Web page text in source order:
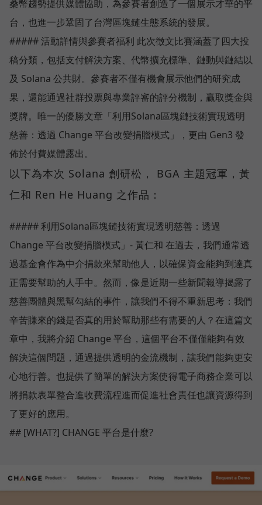
桑幣趨勢提供媒體協助，為參賽者創造了一個展示才華的平
台，也進一步鞏固了台灣區塊鏈生態系統的發展。
##### 活動詳情與參賽者福利 此次徵文比賽涵蓋了四大投
稿分類，包括支付解決方案、代幣擴充標準、鏈動與鏈結以
及 Solana 公共財。參賽者不僅有機會展示他們的研究成
果，還能通過社群投票與專業評審的評分機制，贏取獎金與
獎牌。唯一的優勝文章「利用Solana區塊鏈技術實現透明
慈善：透過 Change 平台改變捐贈模式」，更由 Gen3 發
佈於付費媒體露出。
以下為本次 Solana 創研松， BGA 主題冠軍，黃
仁和 Ren He Huang 之作品：
##### 利用Solana區塊鏈技術實現透明慈善：透過
Change 平台改變捐贈模式」- 黃仁和 在過去，我們通常透
過基金會作為中介捐款來幫助他人，以確保資金能夠到達真
正需要幫助的人手中。然而，像是近期一些新聞報導揭露了
慈善團體與黑幫勾結的事件，讓我們不得不重新思考：我們
辛苦賺來的錢是否真的用於幫助那些有需要的人？在這篇文
章中，我將介紹 Change 平台，這個平台不僅僅能夠有效
解決這個問題，通過提供透明的金流機制，讓我們能夠更安
心地行善。也提供了簡單的解決方案使得電子商務企業可以
將捐款表單整合進收費流程進而促進社會責任也讓資源得到
了更好的應用。
## [WHAT?] CHANGE 平台是什麼?